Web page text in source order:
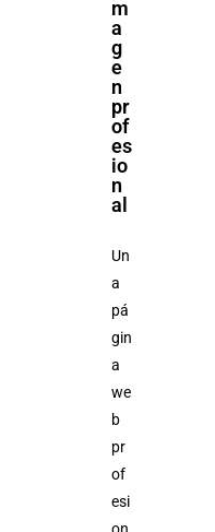
m
a
g
e
n
pr
of
es
io
n
al
Un
a
pá
gin
a
we
b
pr
of
esi